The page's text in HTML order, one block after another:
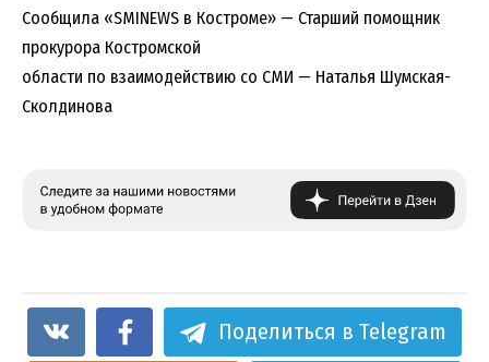
Сообщила «SMINEWS в Костроме» — Старший помощник
прокурора Костромской
области по взаимодействию со СМИ — Наталья Шумская-
Сколдинова
Поделиться в Telegram